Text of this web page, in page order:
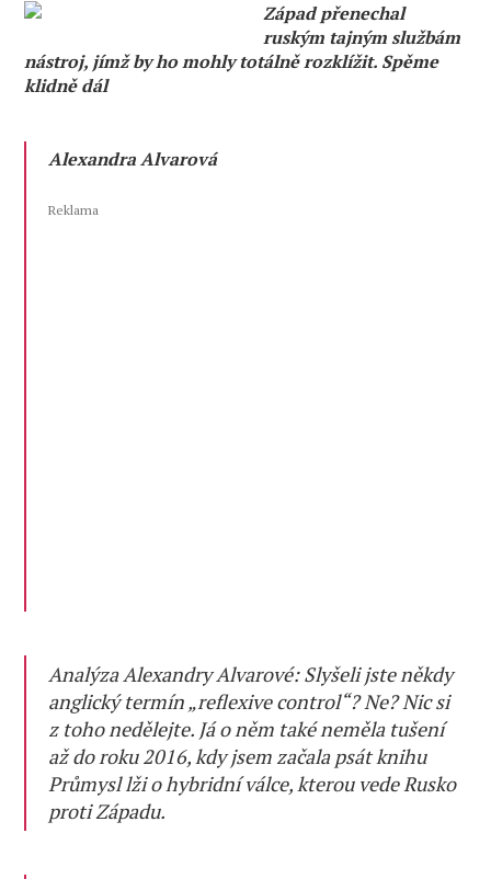
Západ přenechal
ruským tajným službám
nástroj, jímž by ho mohly totálně rozklížit. Spěme
klidně dál
Alexandra Alvarová
Reklama
Analýza Alexandry Alvarové: Slyšeli jste někdy
anglický termín „reflexive control“? Ne? Nic si
z toho nedělejte. Já o něm také neměla tušení
až do roku 2016, kdy jsem začala psát knihu
Průmysl lži o hybridní válce, kterou vede Rusko
proti Západu.